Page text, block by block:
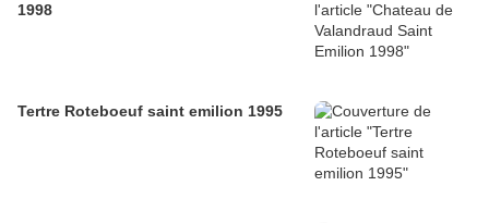
1998
Tertre Roteboeuf saint emilion 1995